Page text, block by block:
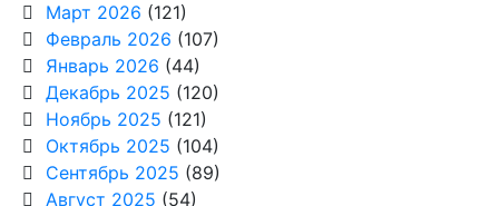
Март 2026 (121)
Февраль 2026 (107)
Январь 2026 (44)
Декабрь 2025 (120)
Ноябрь 2025 (121)
Октябрь 2025 (104)
Сентябрь 2025 (89)
Август 2025 (54)